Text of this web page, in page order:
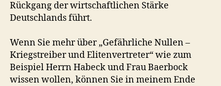
Rückgang der wirtschaftlichen Stärke
Deutschlands führt.
Wenn Sie mehr über „Gefährliche Nullen –
Kriegstreiber und Elitenvertreter“ wie zum
Beispiel Herrn Habeck und Frau Baerbock
wissen wollen, können Sie in meinem Ende